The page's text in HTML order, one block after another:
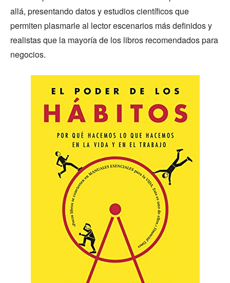
allá, presentando datos y estudios científicos que
permiten plasmarle al lector escenarios más definidos y
realistas que la mayoría de los libros recomendados para
negocios.